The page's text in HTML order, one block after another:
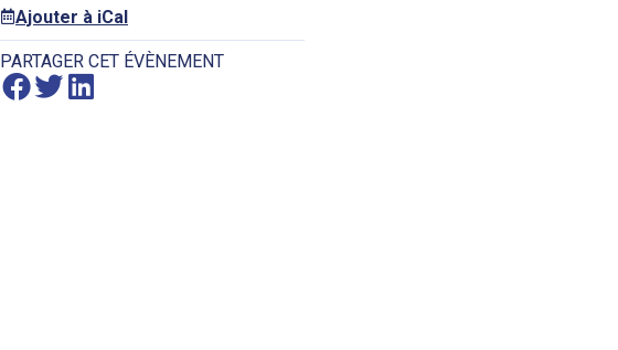
Ajouter à iCal
PARTAGER CET ÉVÈNEMENT